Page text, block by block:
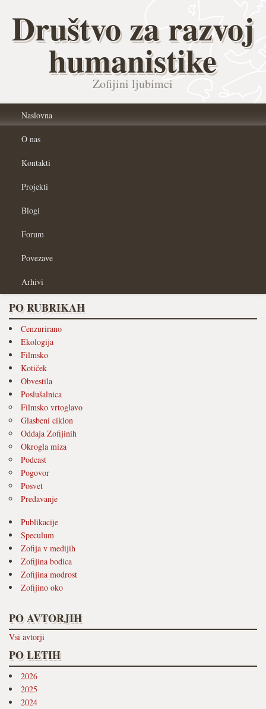
Društvo za razvoj
humanistike
Zofijini ljubimci
Naslovna
O nas
Kontakti
Projekti
Blogi
Forum
Povezave
Arhivi
PO RUBRIKAH
Cenzurirano
Ekologija
Filmsko
Kotiček
Obvestila
Poslušalnica
Filmsko vrtoglavo
Glasbeni ciklon
Oddaja Zofijinih
Okrogla miza
Podcast
Pogovor
Posvet
Predavanje
Publikacije
Speculum
Zofija v medijih
Zofijina bodica
Zofijina modrost
Zofijino oko
PO AVTORJIH
Vsi avtorji
PO LETIH
2026
2025
2024